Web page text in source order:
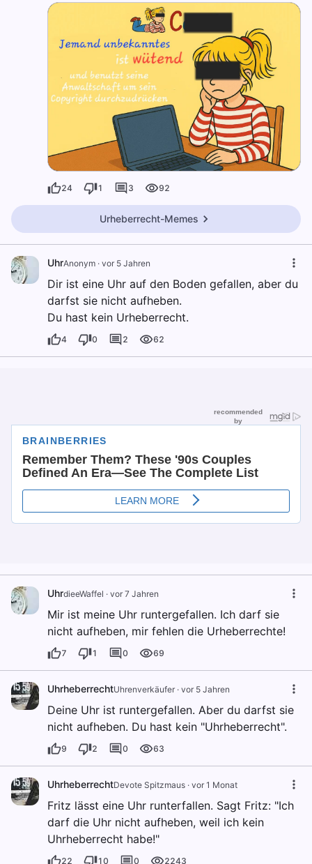
24 1 3 92
Urheberrecht-Memes
UhrAnonym · vor 5 Jahren
Dir ist eine Uhr auf den Boden gefallen, aber du
darfst sie nicht aufheben.
Du hast kein Urheberrecht.
4 0 2 62
UhrdieeWaffel · vor 7 Jahren
Mir ist meine Uhr runtergefallen. Ich darf sie
nicht aufheben, mir fehlen die Urheberrechte!
7 1 0 69
UhrheberrechtUhrenverkäufer · vor 5 Jahren
Deine Uhr ist runtergefallen. Aber du darfst sie
nicht aufheben. Du hast kein "Uhrheberrecht".
9 2 0 63
UhrheberrechtDevote Spitzmaus · vor 1 Monat
Fritz lässt eine Uhr runterfallen. Sagt Fritz: "Ich
darf die Uhr nicht aufheben, weil ich kein
Uhrheberrecht habe!"
22 10 0 2243